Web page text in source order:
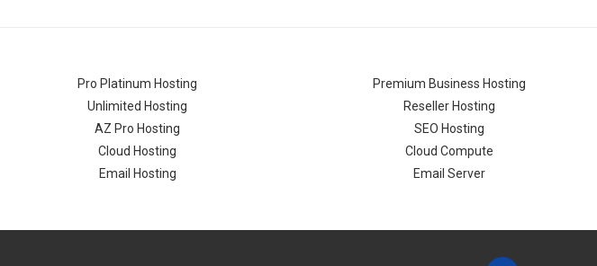
Pro Platinum Hosting
Unlimited Hosting
AZ Pro Hosting
Cloud Hosting
Email Hosting
Premium Business Hosting
Reseller Hosting
SEO Hosting
Cloud Compute
Email Server